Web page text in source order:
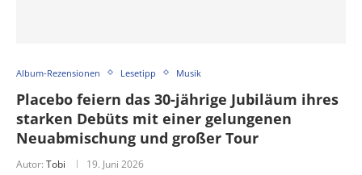
Album-Rezensionen Lesetipp Musik
Placebo feiern das 30-jährige Jubiläum ihres
starken Debüts mit einer gelungenen
Neuabmischung und großer Tour
Autor: Tobi 19. Juni 2026